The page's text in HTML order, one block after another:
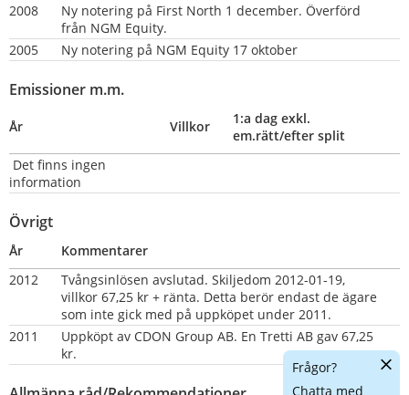
2008
Ny notering på First North 1 december. Överförd
från NGM Equity.
2005
Ny notering på NGM Equity 17 oktober
Emissioner m.m.
År Villkor
1:a dag exkl.
em.rätt/efter split
Det finns ingen
information
Övrigt
År
Kommentarer
2012
Tvångsinlösen avslutad. Skiljedom 2012-01-19,
villkor 67,25 kr + ränta. Detta berör endast de ägare
som inte gick med på uppköpet under 2011.
2011
Uppköpt av CDON Group AB. En Tretti AB gav 67,25
kr.
Frågor?
Chatta med
Dölj